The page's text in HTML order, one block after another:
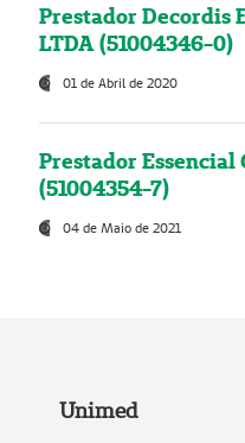
Prestador Decordis
LTDA (51004346-0)
01 de Abril de 2020
Prestador Essencial
(51004354-7)
04 de Maio de 2021
Unimed